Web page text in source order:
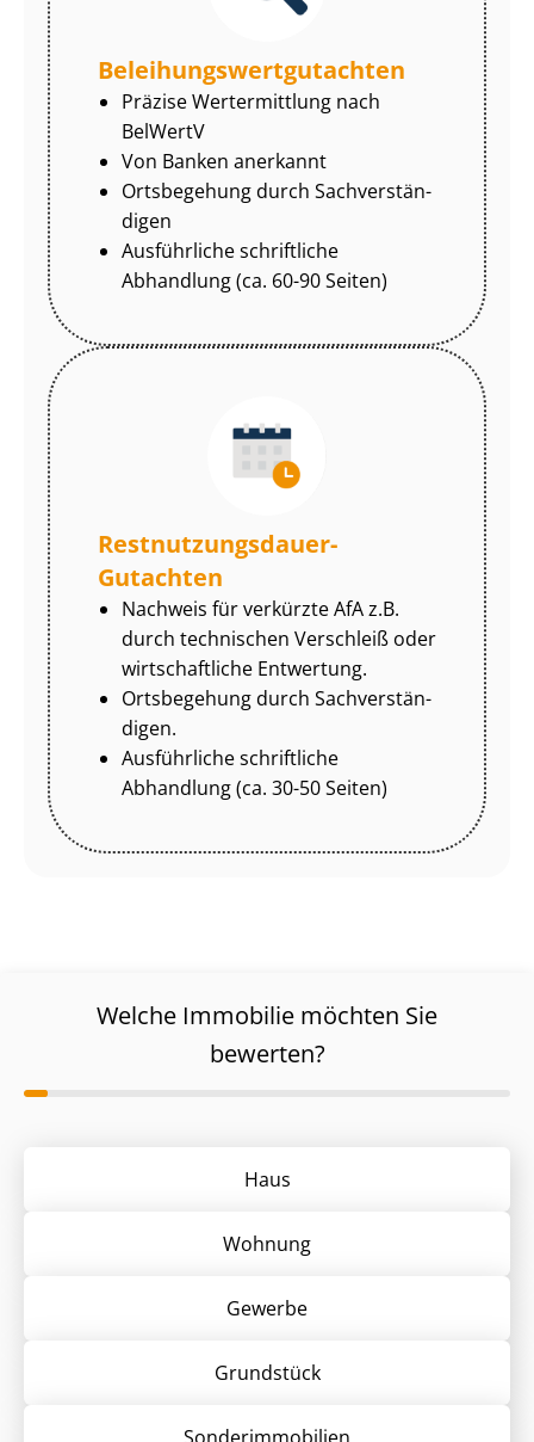
Be­lei­hungs­wert­gut­ach­ten
Präzise Wertermittlung nach
BelWertV
Von Banken anerkannt
Ortsbegehung durch Sach­ver­stän­
di­gen
Ausführliche schriftliche
Abhandlung (ca. 60-90 Seiten)
Rest­nut­zungs­dau­er-
Gutachten
Nachweis für verkürzte AfA z.B.
durch technischen Verschleiß oder
wirtschaftliche Entwertung.
Ortsbegehung durch Sach­ver­stän­
di­gen.
Ausführliche schriftliche
Abhandlung (ca. 30-50 Seiten)
Welche Immobilie möchten Sie
bewerten?
Haus
Wohnung
Gewerbe
Grund­stück